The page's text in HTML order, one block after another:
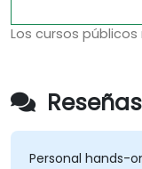
Los cursos
Personal hands-